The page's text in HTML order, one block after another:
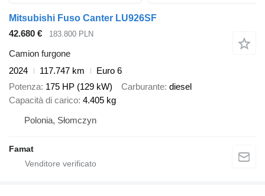
Mitsubishi Fuso Canter LU926SF
42.680 €
183.800 PLN
Camion furgone
2024
117.747 km
Euro 6
Potenza 175 HP (129 kW) Carburante diesel
Capacità di carico 4.405 kg
Polonia, Słomczyn
Famat